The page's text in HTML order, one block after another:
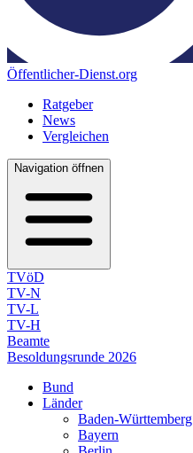
Öffentlicher-Dienst.org
Ratgeber
News
Vergleichen
Navigation öffnen
TVöD
TV-N
TV-L
TV-H
Beamte
Besoldungsrunde 2026
Bund
Länder
Baden-Württemberg
Bayern